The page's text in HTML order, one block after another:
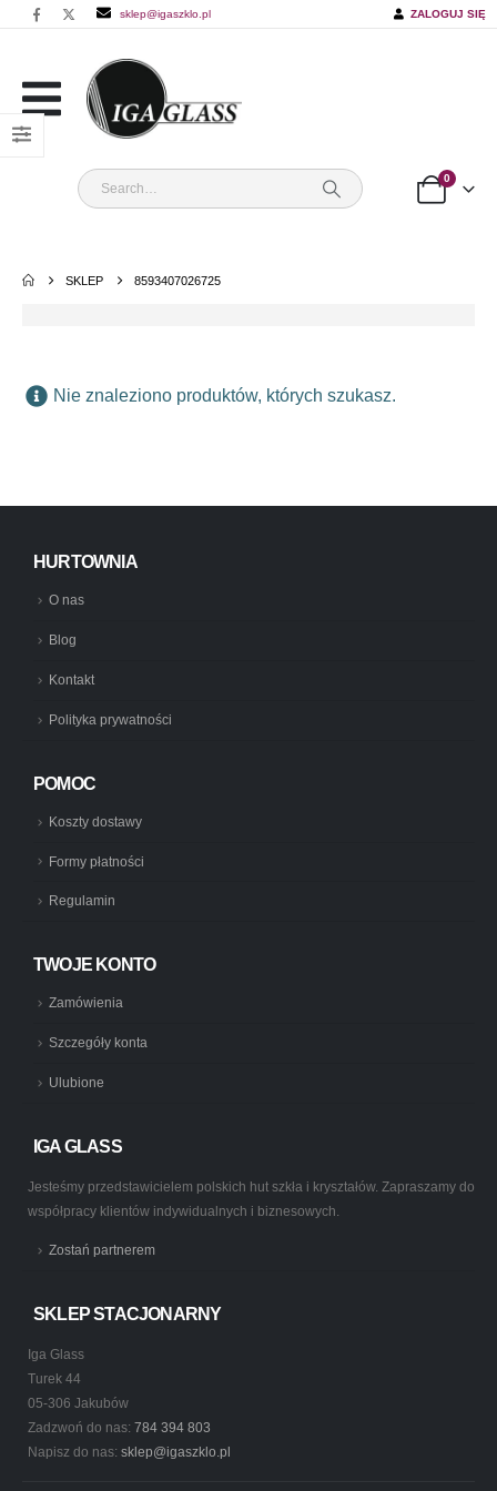
sklep@igaszklo.pl ZALOGUJ SIĘ
0
SKLEP 8593407026725
Nie znaleziono produktów, których szukasz.
HURTOWNIA
O nas
Blog
Kontakt
Polityka prywatności
POMOC
Koszty dostawy
Formy płatności
Regulamin
TWOJE KONTO
Zamówienia
Szczegóły konta
Ulubione
IGA GLASS
Jesteśmy przedstawicielem polskich hut szkła i kryształów. Zapraszamy do
współpracy klientów indywidualnych i biznesowych.
Zostań partnerem
SKLEP STACJONARNY
Iga Glass
Turek 44
05-306 Jakubów
Zadzwoń do nas: 784 394 803
Napisz do nas: sklep@igaszklo.pl